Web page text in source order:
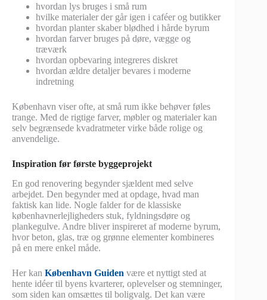
hvordan lys bruges i små rum
hvilke materialer der går igen i caféer og butikker
hvordan planter skaber blødhed i hårde byrum
hvordan farver bruges på døre, vægge og
træværk
hvordan opbevaring integreres diskret
hvordan ældre detaljer bevares i moderne
indretning
København viser ofte, at små rum ikke behøver føles
trange. Med de rigtige farver, møbler og materialer kan
selv begrænsede kvadratmeter virke både rolige og
anvendelige.
Inspiration før første byggeprojekt
En god renovering begynder sjældent med selve
arbejdet. Den begynder med at opdage, hvad man
faktisk kan lide. Nogle falder for de klassiske
københavnerlejligheders stuk, fyldningsdøre og
plankegulve. Andre bliver inspireret af moderne byrum,
hvor beton, glas, træ og grønne elementer kombineres
på en mere enkel måde.
Her kan København Guiden være et nyttigt sted at
hente idéer til byens kvarterer, oplevelser og stemninger,
som siden kan omsættes til boligvalg. Det kan være